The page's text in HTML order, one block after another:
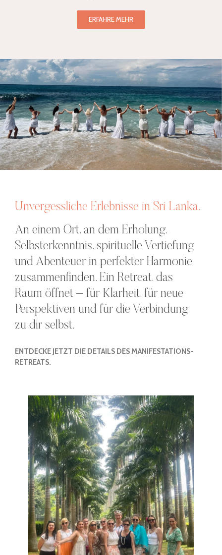
ERFAHRE MEHR
Unvergessliche Erlebnisse in Sri Lanka.
An einem Ort, an dem Erholung,
Selbsterkenntnis, spirituelle Vertiefung
und Abenteuer in perfekter Harmonie
zusammenfinden. Ein Retreat, das
Raum öffnet – für Klarheit, für neue
Perspektiven und für die Verbindung
zu dir selbst.
ENTDECKE JETZT DIE DETAILS DES MANIFESTATIONS-
RETREATS.